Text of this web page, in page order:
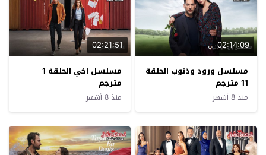
02:14:09
مسلسل ورود وذنوب الحلقة
11 مترجم
منذ 8 أشهر
02:21:51
مسلسل اخي الحلقة 1
مترجم
منذ 8 أشهر